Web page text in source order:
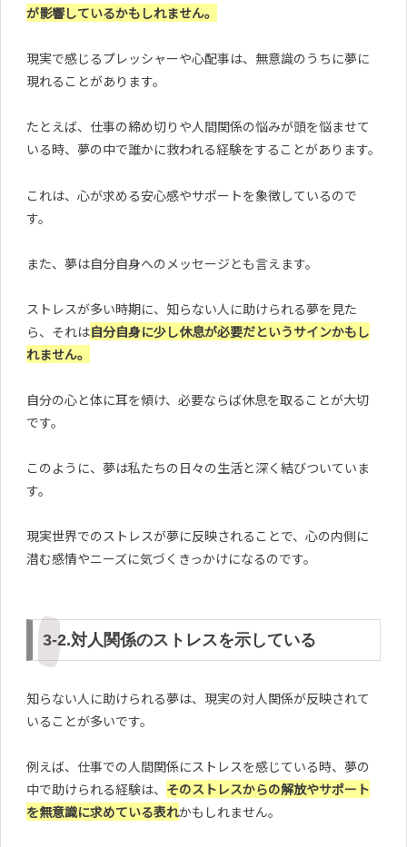
が影響しているかもしれません。
現実で感じるプレッシャーや心配事は、無意識のうちに夢に
現れることがあります。
たとえば、仕事の締め切りや人間関係の悩みが頭を悩ませて
いる時、夢の中で誰かに救われる経験をすることがあります。
これは、心が求める安心感やサポートを象徴しているので
す。
また、夢は自分自身へのメッセージとも言えます。
ストレスが多い時期に、知らない人に助けられる夢を見た
ら、それは自分自身に少し休息が必要だというサインかもし
れません。
自分の心と体に耳を傾け、必要ならば休息を取ることが大切
です。
このように、夢は私たちの日々の生活と深く結びついていま
す。
現実世界でのストレスが夢に反映されることで、心の内側に
潜む感情やニーズに気づくきっかけになるのです。
3-2.対人関係のストレスを示している
知らない人に助けられる夢は、現実の対人関係が反映されて
いることが多いです。
例えば、仕事での人間関係にストレスを感じている時、夢の
中で助けられる経験は、 そのストレスからの解放やサポート
を無意識に求めている表れかもしれません。